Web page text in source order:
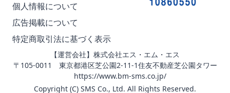
個人情報について
広告掲載について
特定商取引法に基づく表示
【運営会社】株式会社エス・エム・エス
〒105-0011 東京都港区芝公園2-11-1住友不動産芝公園タワー
https://www.bm-sms.co.jp/
Copyright (C) SMS Co., Ltd. All Rights Reserved.